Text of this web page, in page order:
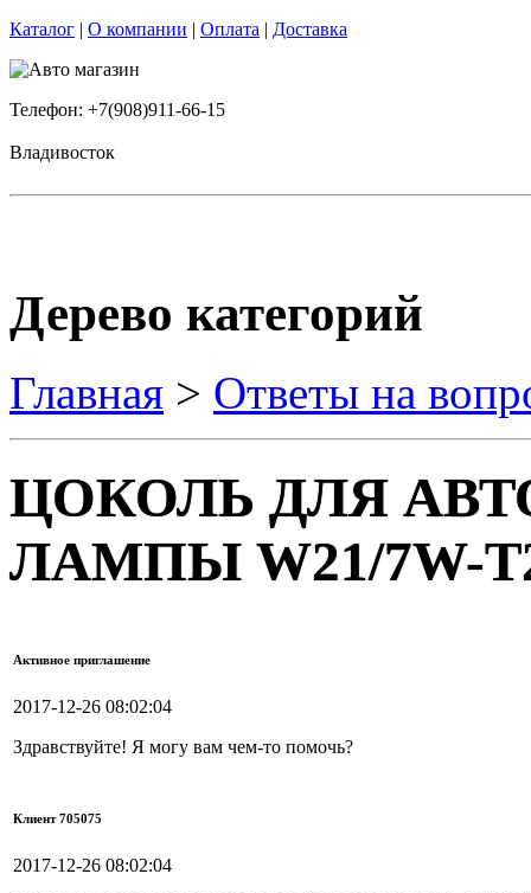
Каталог | О компании | Оплата | Доставка
Телефон: +7(908)911-66-15
Владивосток
Дерево категорий
Главная > Ответы на
ЦОКОЛЬ ДЛЯ
ЛАМПЫ W21/7W-
Активное приглашение
2017-12-26 08:02:04
Здравствуйте! Я могу вам чем-то помочь?
Клиент 705075
2017-12-26 08:02:04